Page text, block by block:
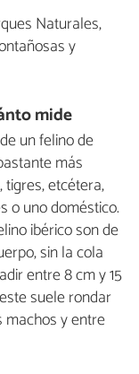
Naturales,
y
mide
un felino de
más
etcétera,
o uno doméstico.
ibérico son de
sin la cola
entre 8 cm y 15
suele rondar
machos y entre